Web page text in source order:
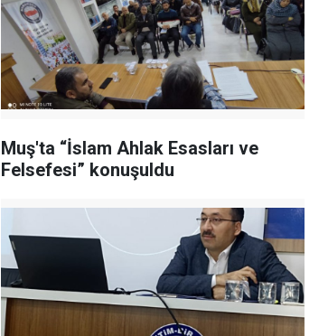
Muş'ta “İslam Ahlak Esasları ve
Felsefesi” konuşuldu